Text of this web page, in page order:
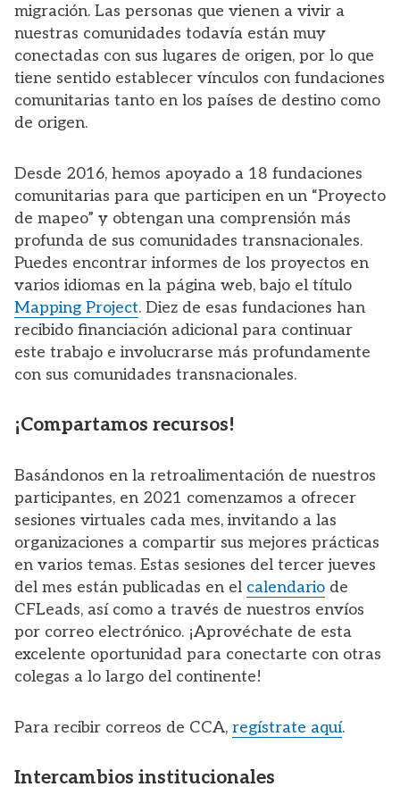
migración. Las personas que vienen a vivir a
nuestras comunidades todavía están muy
conectadas con sus lugares de origen, por lo que
tiene sentido establecer vínculos con fundaciones
comunitarias tanto en los países de destino como
de origen.
Desde 2016, hemos apoyado a 18 fundaciones
comunitarias para que participen en un “Proyecto
de mapeo” y obtengan una comprensión más
profunda de sus comunidades transnacionales.
Puedes encontrar informes de los proyectos en
varios idiomas en la página web, bajo el título
Mapping Project. Diez de esas fundaciones han
recibido financiación adicional para continuar
este trabajo e involucrarse más profundamente
con sus comunidades transnacionales.
¡Compartamos recursos!
Basándonos en la retroalimentación de nuestros
participantes, en 2021 comenzamos a ofrecer
sesiones virtuales cada mes, invitando a las
organizaciones a compartir sus mejores prácticas
en varios temas. Estas sesiones del tercer jueves
del mes están publicadas en el calendario de
CFLeads, así como a través de nuestros envíos
por correo electrónico. ¡Aprovéchate de esta
excelente oportunidad para conectarte con otras
colegas a lo largo del continente!
Para recibir correos de CCA, regístrate aquí.
Intercambios institucionales